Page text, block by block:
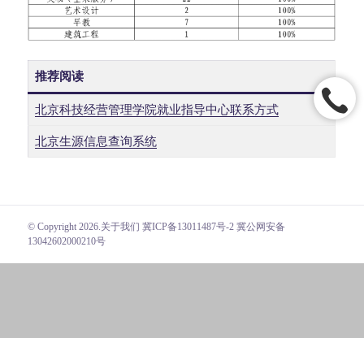
推荐阅读
北京科技经营管理学院就业指导中心联系方式
北京生源信息查询系统
© Copyright 2026.关于我们 冀ICP备13011487号-2 冀公网安备
13042602000210号